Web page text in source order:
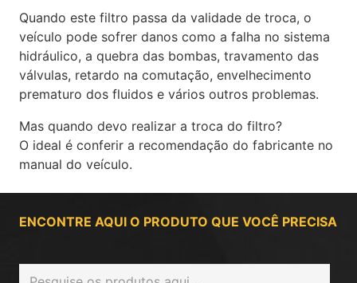
Quando este filtro passa da validade de troca, o
veículo pode sofrer danos como a falha no sistema
hidráulico, a quebra das bombas, travamento das
válvulas, retardo na comutação, envelhecimento
prematuro dos fluidos e vários outros problemas.
Mas quando devo realizar a troca do filtro?
O ideal é conferir a recomendação do fabricante no
manual do veículo.
ENCONTRE AQUI O PRODUTO QUE VOCÊ PRECISA